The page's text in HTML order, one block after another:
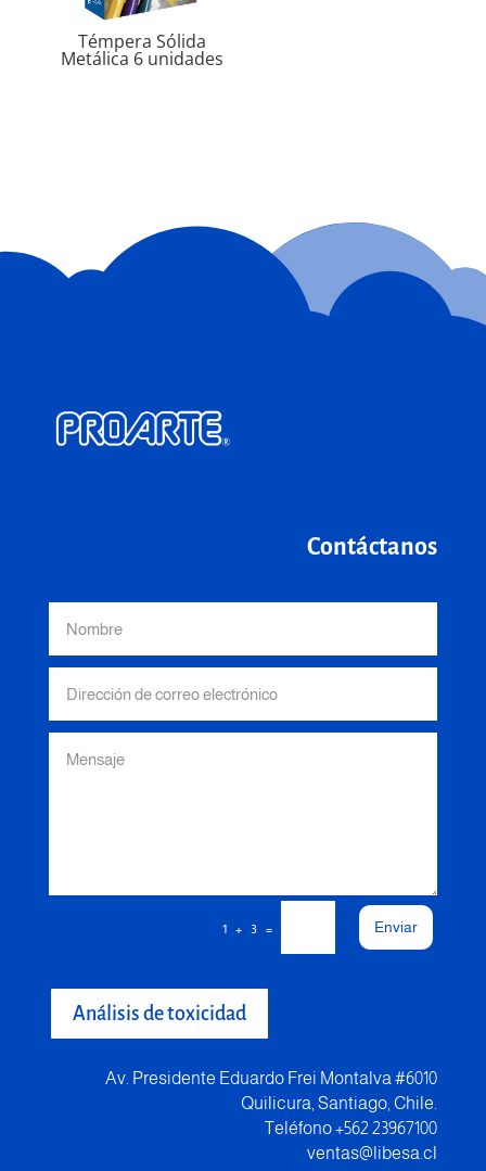
Témpera Sólida
Metálica 6 unidades
Contáctanos
1 + 3 = Enviar
Análisis de toxicidad
Av. Presidente Eduardo Frei Montalva #6010
Quilicura, Santiago, Chile.
Teléfono +562 23967100
ventas@libesa.cl